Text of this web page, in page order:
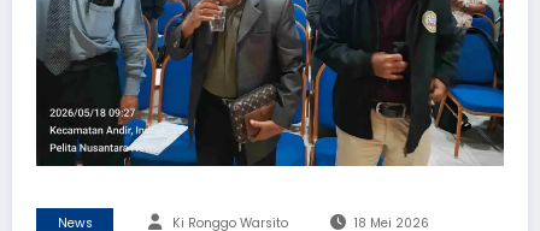
News Ki Ronggo Warsito 18 Mei 2026